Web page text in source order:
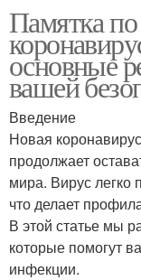
Памятка
основные
вашей
Введение
Новая
продолжает
мира. Вирус легко
что делает
В этой статье мы
которые помогут
инфекции.